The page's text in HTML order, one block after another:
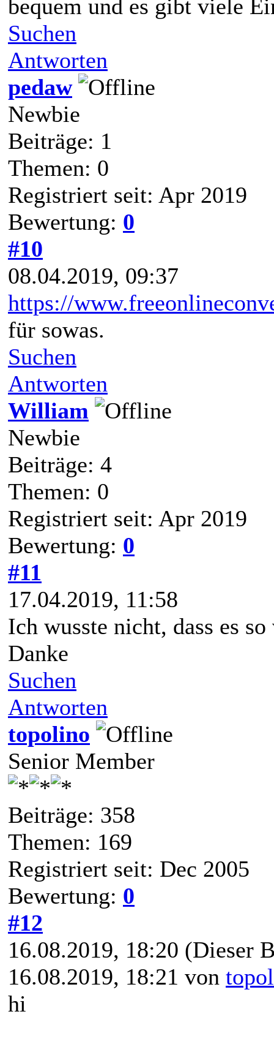
bequem und es gibt viele
Suchen
Antworten
pedaw
Newbie
Beiträge: 1
Themen: 0
Registriert seit: Apr 2019
Bewertung: 0
#10
08.04.2019, 09:37
https://
für sowas.
Suchen
Antworten
William
Newbie
Beiträge: 4
Themen: 0
Registriert seit: Apr 2019
Bewertung: 0
#11
17.04.2019, 11:58
Ich wusste nicht, dass es
Danke
Suchen
Antworten
topolino
Senior Member
Beiträge: 358
Themen: 169
Registriert seit: Dec 2005
Bewertung: 0
#12
16.08.2019, 18:20 (Dieser
16.08.2019, 18:21 von
hi